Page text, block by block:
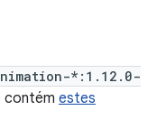
*:1.12.0-
contém estes